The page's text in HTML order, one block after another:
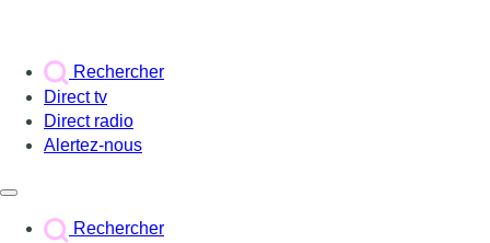
Rechercher
Direct tv
Direct radio
Alertez-nous
Rechercher